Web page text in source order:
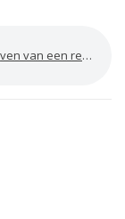
van een review